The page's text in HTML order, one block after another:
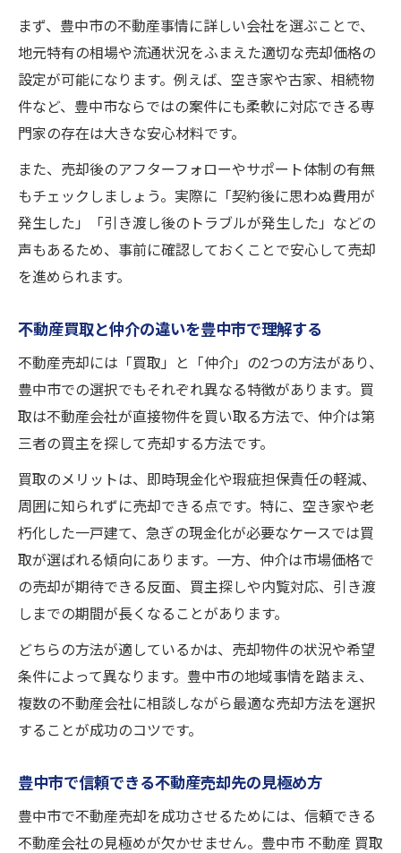
相続物件や空き家も豊中市で売却可能
豊中市の相続物件売却で気をつけたい点
古家や残置物あり物件の売却対応策
難しい条件でも豊中市で売却できる理由
失敗しない豊中市の不動産売却準備法
豊中市で不動産売却前に確認したい書類一
覧
理
豊中市の不動産売却時に役立つ注意点
現金化をスムーズにする売却準備の流れ
不動産売却成功のための豊中市準備チェッ
ク
納得価格へ導く豊中市での売却コツ
豊中市で不動産売却価格を高める交渉術
査定額を納得できるものにするポイント
豊中市の不動産買取で価格差が出る理由
このエリアで不動産売却を成功させる秘訣
豊中市の不動産売却で後悔しない方法
成功事例に学ぶ豊中市の不動産売却戦略
安心して任せられる不動産買取業者像
豊中市で売却相談から成約までの流れ
まず、豊中市の不動産事情に詳しい会社を選ぶことで、
地元特有の相場や流通状況をふまえた適切な売却価格の
設定が可能になります。例えば、空き家や古家、相続物
件など、豊中市ならではの案件にも柔軟に対応できる専
門家の存在は大きな安心材料です。
また、売却後のアフターフォローやサポート体制の有無
もチェックしましょう。実際に「契約後に思わぬ費用が
発生した」「引き渡し後のトラブルが発生した」などの
声もあるため、事前に確認しておくことで安心して売却
を進められます。
不動産買取と仲介の違いを豊中市で理解する
不動産売却には「買取」と「仲介」の2つの方法があり、
豊中市での選択でもそれぞれ異なる特徴があります。買
取は不動産会社が直接物件を買い取る方法で、仲介は第
三者の買主を探して売却する方法です。
買取のメリットは、即時現金化や瑕疵担保責任の軽減、
周囲に知られずに売却できる点です。特に、空き家や老
朽化した一戸建て、急ぎの現金化が必要なケースでは買
取が選ばれる傾向にあります。一方、仲介は市場価格で
の売却が期待できる反面、買主探しや内覧対応、引き渡
しまでの期間が長くなることがあります。
どちらの方法が適しているかは、売却物件の状況や希望
条件によって異なります。豊中市の地域事情を踏まえ、
複数の不動産会社に相談しながら最適な売却方法を選択
することが成功のコツです。
豊中市で信頼できる不動産売却先の見極め方
豊中市で不動産売却を成功させるためには、信頼できる
不動産会社の見極めが欠かせません。豊中市 不動産 買取